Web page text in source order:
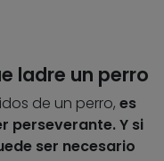
ladre un perro
de un perro, es
perseverante. Y si
ser necesario